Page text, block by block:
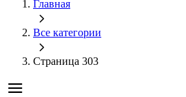
Главная
Все категории
Страница 303